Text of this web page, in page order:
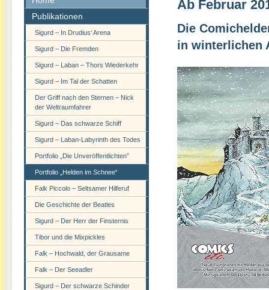
Publikationen
Sigurd – In Drudius‘ Arena
Sigurd – Die Fremden
Sigurd – Laban – Thors Wiederkehr
Sigurd – Im Tal der Schatten
Der Griff nach den Sternen – Nick
der Weltraumfahrer
Sigurd – Das schwarze Schiff
Sigurd – Laban-Labyrinth des Todes
Portfolio „Die Unveröffentlichten”
Portfolio „Helden im Schnee“
Falk Piccolo – Seltsamer Hilferuf
Die Geschichte der Beatles
Sigurd – Der Herr der Finsternis
Tibor und die Mixpickles
Falk – Hochwald, der Grausame
Falk – Der Seeadler
Sigurd – Der schwarze Schinder
Ab Februar
Die
in winterlichen